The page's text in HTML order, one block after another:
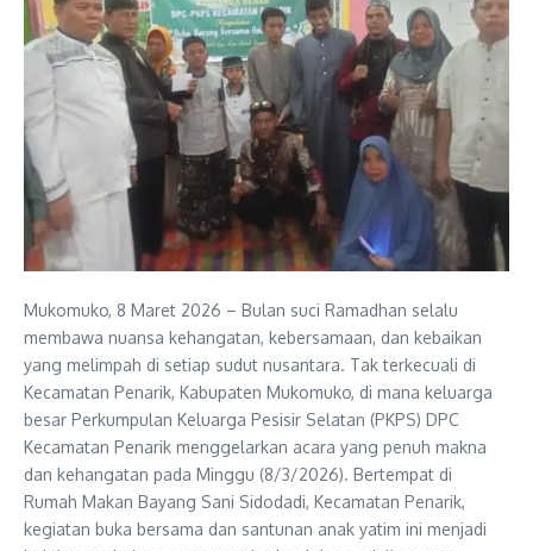
Mukomuko, 8 Maret 2026 – Bulan suci Ramadhan selalu
membawa nuansa kehangatan, kebersamaan, dan kebaikan
yang melimpah di setiap sudut nusantara. Tak terkecuali di
Kecamatan Penarik, Kabupaten Mukomuko, di mana keluarga
besar Perkumpulan Keluarga Pesisir Selatan (PKPS) DPC
Kecamatan Penarik menggelarkan acara yang penuh makna
dan kehangatan pada Minggu (8/3/2026). Bertempat di
Rumah Makan Bayang Sani Sidodadi, Kecamatan Penarik,
kegiatan buka bersama dan santunan anak yatim ini menjadi